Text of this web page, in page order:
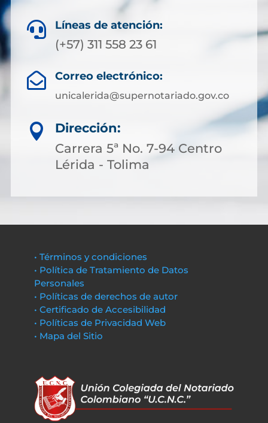
 Líneas de atención:
(+57) 311 558 23 61
 Correo electrónico:
unicalerida@supernotariado.gov.co

Dirección:
Carrera 5ª No. 7-94 Centro
Lérida - Tolima
• Términos y condiciones
• Política de Tratamiento de Datos
Personales
• Políticas de derechos de autor
• Certificado de Accesibilidad
• Políticas de Privacidad Web
• Mapa del Sitio